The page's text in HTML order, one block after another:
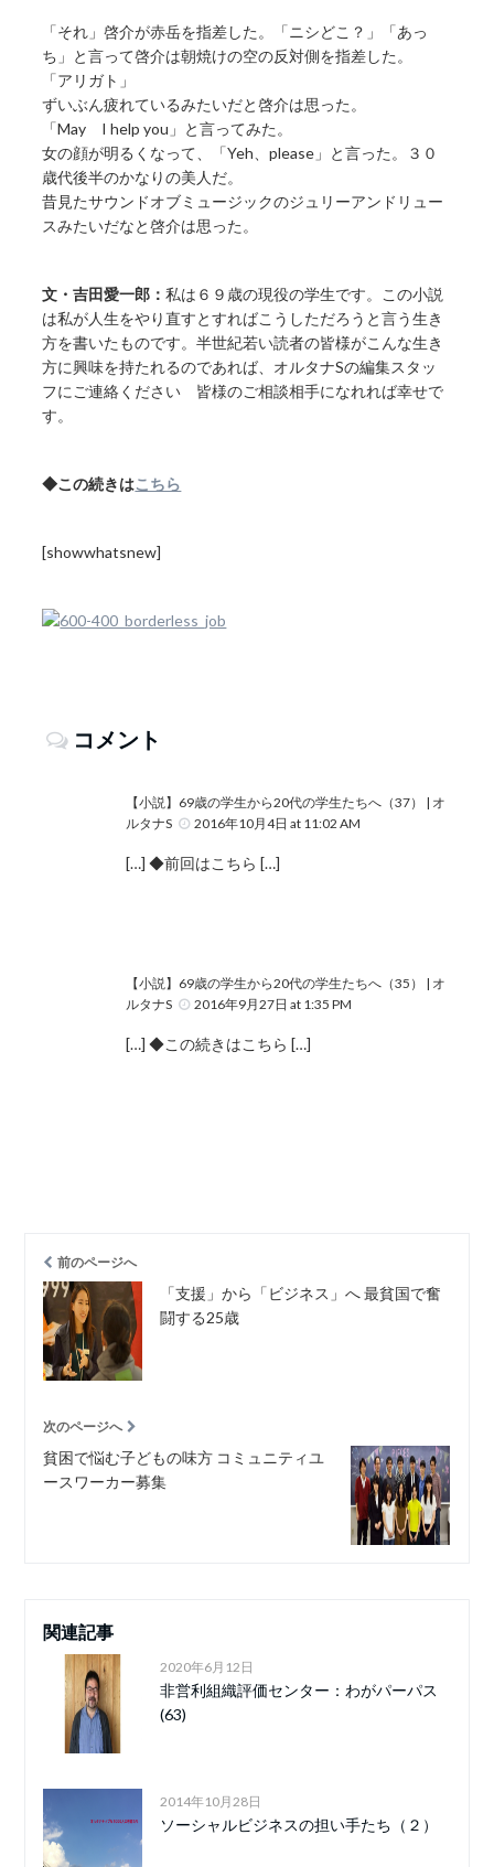
「それ」啓介が赤岳を指差した。「ニシどこ？」「あっ
ち」と言って啓介は朝焼けの空の反対側を指差した。
「アリガト」
ずいぶん疲れているみたいだと啓介は思った。
「May I help you」と言ってみた。
女の顔が明るくなって、「Yeh、please」と言った。３０
歳代後半のかなりの美人だ。
昔見たサウンドオブミュージックのジュリーアンドリュー
スみたいだなと啓介は思った。
文・吉田愛一郎：私は６９歳の現役の学生です。この小説
は私が人生をやり直すとすればこうしただろうと言う生き
方を書いたものです。半世紀若い読者の皆様がこんな生き
方に興味を持たれるのであれば、オルタナSの編集スタッ
フにご連絡ください 皆様のご相談相手になれれば幸せで
す。
◆この続きはこちら
[showwhatsnew]
コメント
【小説】69歳の学生から20代の学生たちへ（37） | オ
ルタナS
2016年10月4日 at 11:02 AM
[…] ◆前回はこちら […]
【小説】69歳の学生から20代の学生たちへ（35） | オ
ルタナS
2016年9月27日 at 1:35 PM
[…] ◆この続きはこちら […]
前のページへ
「支援」から「ビジネス」へ 最貧国で奮
闘する25歳
次のページへ
貧困で悩む子どもの味方 コミュニティユ
ースワーカー募集
関連記事
2020年6月12日
非営利組織評価センター：わがパーパス
(63)
2014年10月28日
ソーシャルビジネスの担い手たち（２）